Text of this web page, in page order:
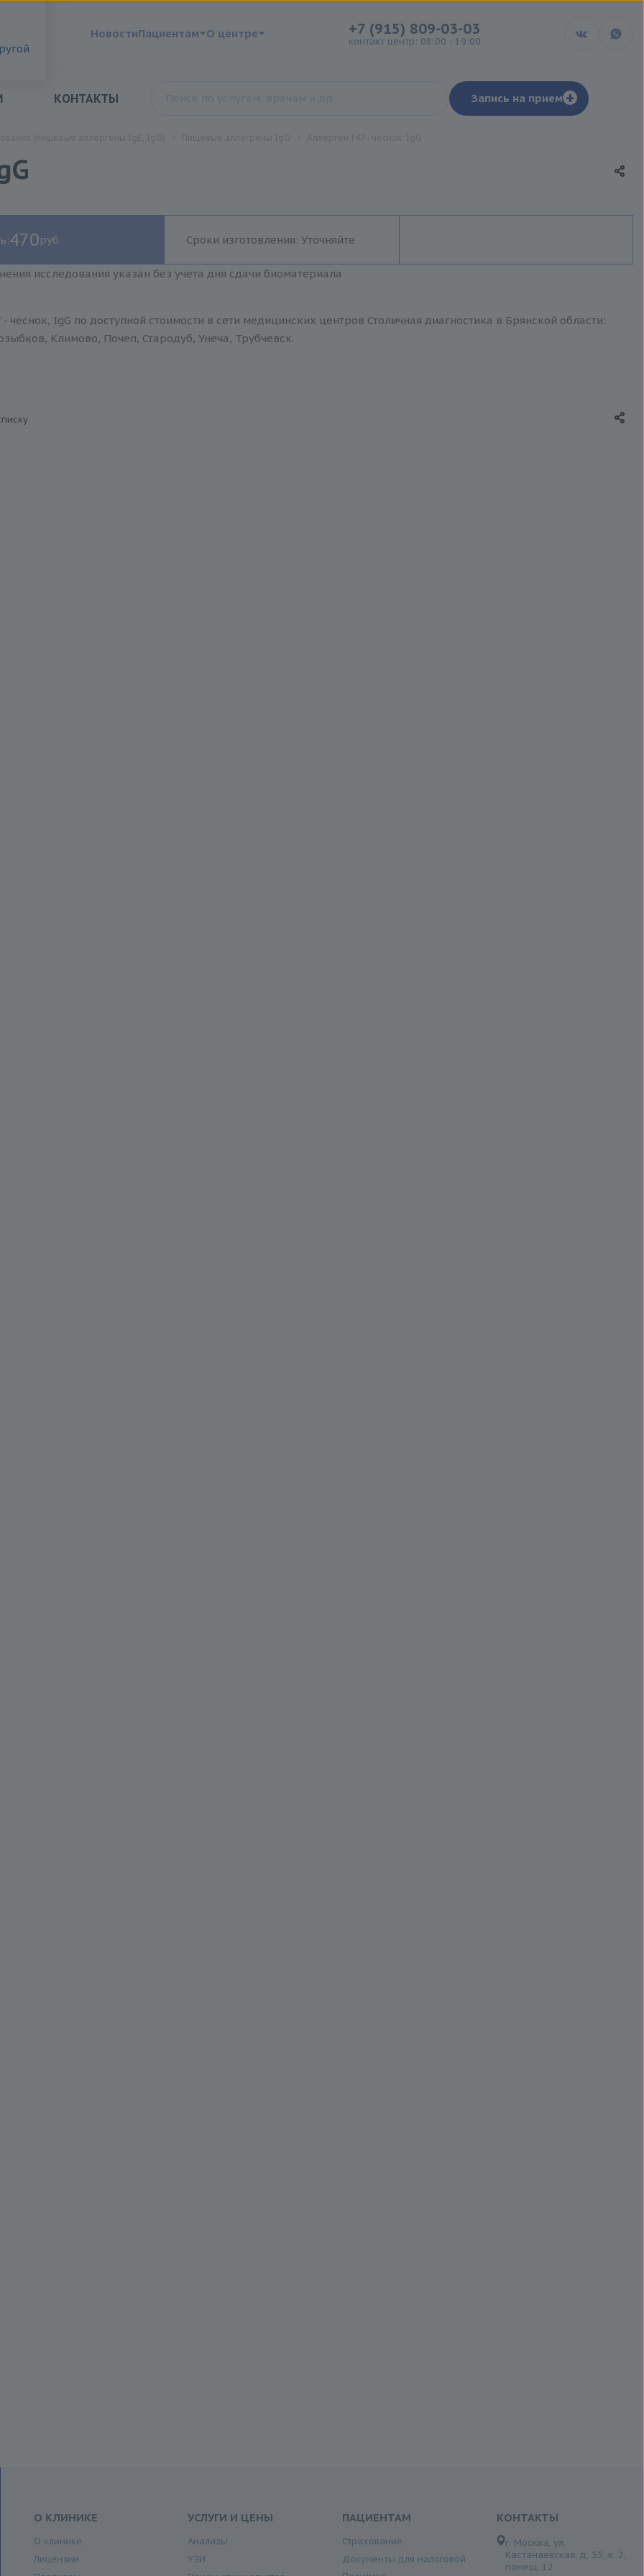
НовостиПациентам О центре +7 (915) 809-03-03
контакт центр: 08:00 - 19:00
КОНТАКТЫ Запись на прием +
470руб. Сроки изготовления: Уточняйте
исследования указан без учета дня сдачи биоматериала
чеснок, IgG по доступной стоимости в сети медицинских центров Столичная диагностика в Брянской области:
Климово, Почеп, Стародуб, Унеча, Трубчевск.
О КЛИНИКЕ
О клинике
Лицензии
УСЛУГИ И ЦЕНЫ
Анализы
УЗИ
ПАЦИЕНТАМ
Страхование
Документы для налоговой
КОНТАКТЫ
г. Москва, ул.
Кастанаевская, д. 55, к. 2,
помещ. 12